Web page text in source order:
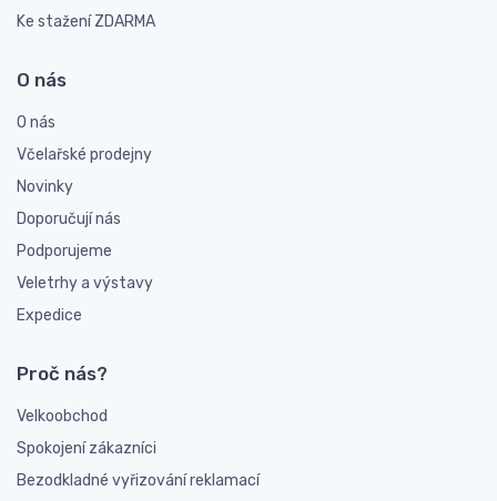
Ke stažení ZDARMA
O nás
O nás
Včelařské prodejny
Novinky
Doporučují nás
Podporujeme
Veletrhy a výstavy
Expedice
Proč nás?
Velkoobchod
Spokojení zákazníci
Bezodkladné vyřizování reklamací